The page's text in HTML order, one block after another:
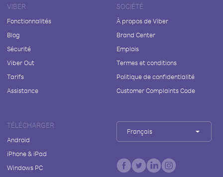
VIBER
Fonctionnalités
Blog
Sécurité
Viber Out
Tarifs
Assistance
SOCIÉTÉ
À propos de Viber
Brand Center
Emplois
Termes et conditions
Politique de confidentialité
Customer Complaints Code
TÉLÉCHARGER
Android
iPhone & iPad
Windows PC
Français